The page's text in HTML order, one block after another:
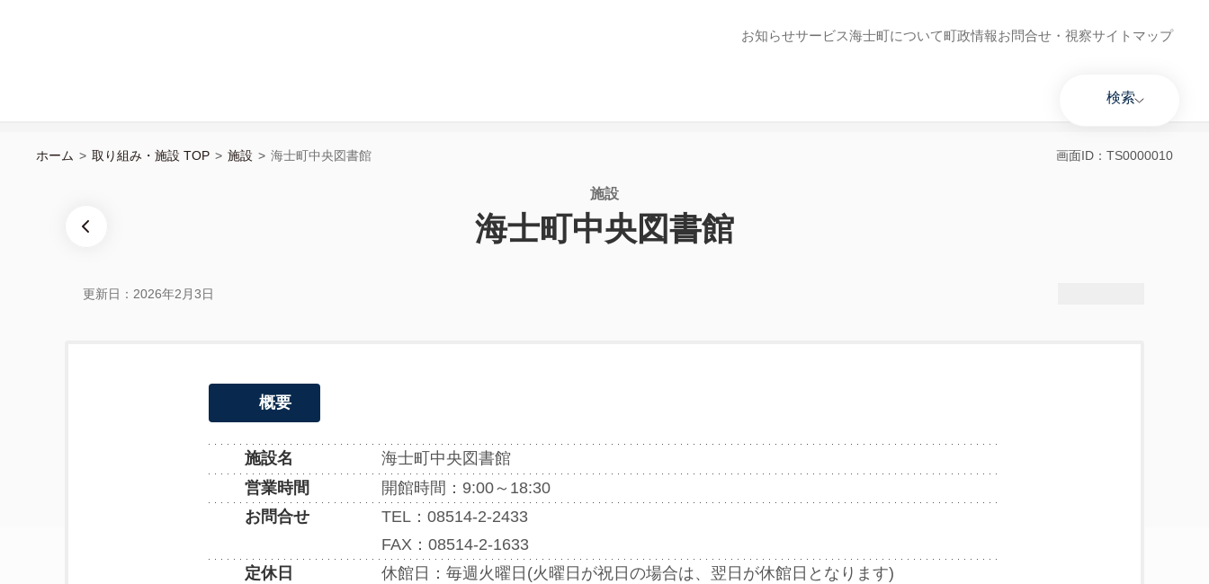
お知らせサービス海士町について町政情報お問合せ・視察サイトマップ
検索
ホーム > 取り組み・施設 TOP > 施設 > 海士町中央図書館 画面ID：TS0000010
施設
海士町中央図書館
更新日：2026年2月3日
概要
施設名
海士町中央図書館
営業時間
開館時間：9:00～18:30
お問合せ
TEL：08514-2-2433
FAX：08514-2-1633
定休日
休館日：毎週火曜日(火曜日が祝日の場合は、翌日が休館日となります)